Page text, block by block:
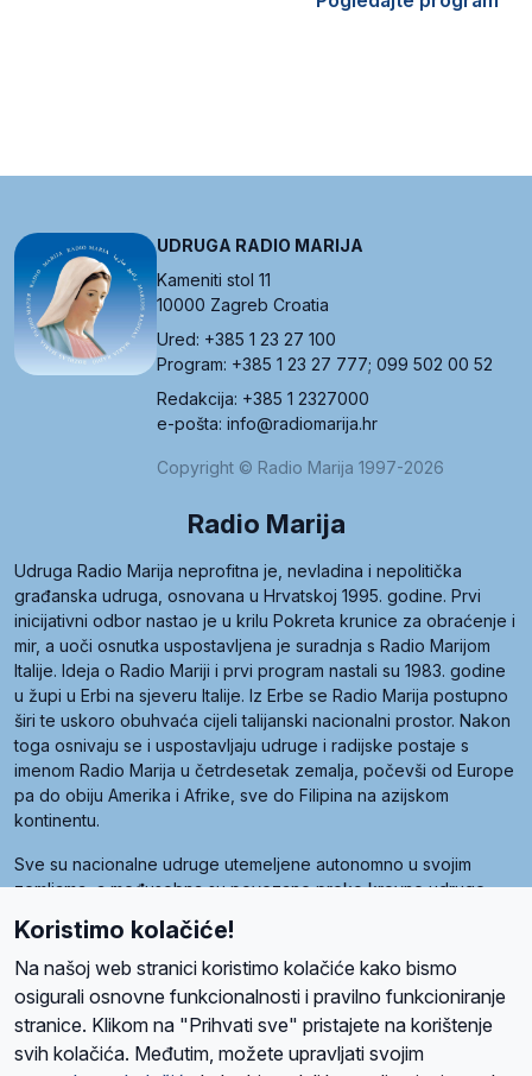
UDRUGA RADIO MARIJA
Kameniti stol 11
10000 Zagreb Croatia
Ured: +385 1 23 27 100
Program: +385 1 23 27 777; 099 502 00 52
Redakcija: +385 1 2327000
e-pošta: info@radiomarija.hr
Copyright © Radio Marija 1997-2026
Radio Marija
Udruga Radio Marija neprofitna je, nevladina i nepolitička
građanska udruga, osnovana u Hrvatskoj 1995. godine. Prvi
inicijativni odbor nastao je u krilu Pokreta krunice za obraćenje i
mir, a uoči osnutka uspostavljena je suradnja s Radio Marijom
Italije. Ideja o Radio Mariji i prvi program nastali su 1983. godine
u župi u Erbi na sjeveru Italije. Iz Erbe se Radio Marija postupno
širi te uskoro obuhvaća cijeli talijanski nacionalni prostor. Nakon
toga osnivaju se i uspostavljaju udruge i radijske postaje s
imenom Radio Marija u četrdesetak zemalja, počevši od Europe
pa do obiju Amerika i Afrike, sve do Filipina na azijskom
kontinentu.
Sve su nacionalne udruge utemeljene autonomno u svojim
zemljama, a međusobna su povezane preko krovne udruge
Radio Maria). Svjetsku obitelj utemeljilo je sedam članica, među
kojima je i hrvatska Udruga Radio Marija.
Koristimo kolačiće!
Na našoj web stranici koristimo kolačiće kako bismo
osigurali osnovne funkcionalnosti i pravilno funkcioniranje
stranice. Klikom na "Prihvati sve" pristajete na korištenje
svih kolačića. Međutim, možete upravljati svojim